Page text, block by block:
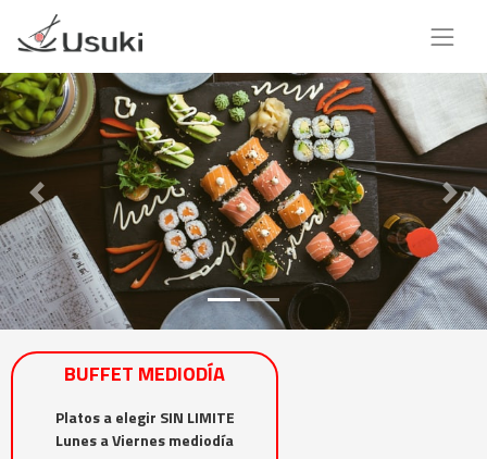
BUFFET MEDIODÍA
Platos a elegir SIN LIMITE
Lunes a Viernes mediodía